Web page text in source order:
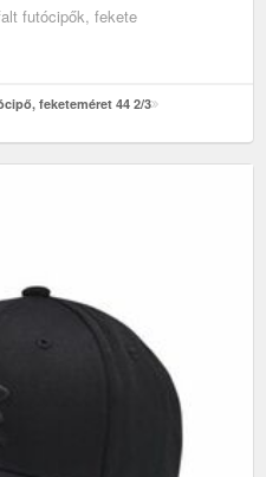
futócipők, fekete
feketeméret 44 2/3